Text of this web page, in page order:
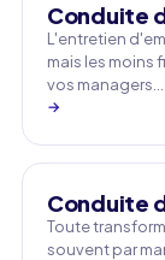
Conduite
L'entretien
mais les moins
vos managers…
→
Conduite
Toute
souvent par